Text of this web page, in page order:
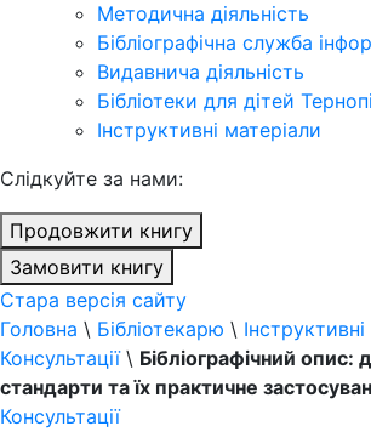
Методична діяльність
Бібліографічна служба
Видавнича діяльність
Бібліотеки для дітей
Інструктивні матеріали
Cлідкуйте за нами:
Продовжити книгу
Замовити книгу
Стара версія сайту
Головна \ Бібліотекарю \
Консультації\ Бібліографічний опис:
стандарти та їх практичне
Консультації